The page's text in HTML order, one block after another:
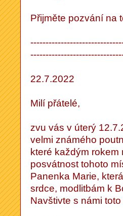
Přijměte pozvání na
22.7.2022
Milí přátelé,
zvu vás v úterý
velmi známého
které každým
posvátnost tohoto
Panenka Marie,
srdce, modlitbám k
Navštivte s námi